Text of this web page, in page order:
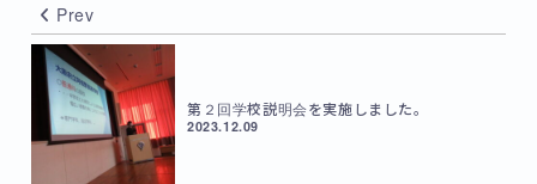
Prev
第２回学校説明会を実施しました。
2023.12.09